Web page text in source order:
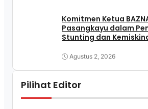
Komitmen Ketua
Pasangkayu dalam
Stunting dan
Agustus 2, 2026
Pilihat Editor